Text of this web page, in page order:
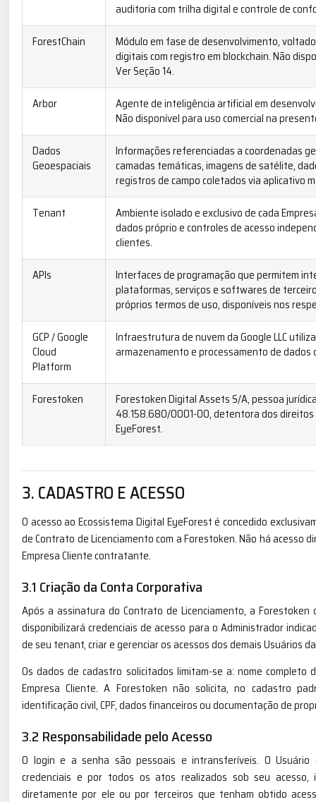
auditoria com trilha digital e controle de
ForestChain
Módulo em fase de desenvolvimento,
digitais com registro em blockchain. Não
Ver Seção 14.
Arbor
Agente de inteligência artificial em
Não disponível para uso comercial na
Dados
Geoespaciais
Informações referenciadas a coordenadas
camadas temáticas, imagens de satélite,
registros de campo coletados via aplicativo
Tenant
Ambiente isolado e exclusivo de cada
dados próprio e controles de acesso
clientes.
APIs
Interfaces de programação que permitem
plataformas, serviços e softwares de
próprios termos de uso, disponíveis nos
GCP / Google
Cloud
Platform
Infraestrutura de nuvem da Google LLC
armazenamento e processamento de
Forestoken
Forestoken Digital Assets S/A, pessoa
48.158.680/0001-00, detentora dos
EyeForest.
3. CADASTRO E ACESSO
O acesso ao Ecossistema Digital EyeForest é concedido
de Contrato de Licenciamento com a Forestoken. Não há acesso
Empresa Cliente contratante.
3.1 Criação da Conta Corporativa
Após a assinatura do Contrato de Licenciamento, a
disponibilizará credenciais de acesso para o Administrador
de seu tenant, criar e gerenciar os acessos dos demais Usuários
Os dados de cadastro solicitados limitam-se a: nome completo
Empresa Cliente. A Forestoken não solicita, no cadastro
identificação civil, CPF, dados financeiros ou documentação de
3.2 Responsabilidade pelo Acesso
O login e a senha são pessoais e intransferíveis. O Usuário
credenciais e por todos os atos realizados sob seu
diretamente por ele ou por terceiros que tenham obtido